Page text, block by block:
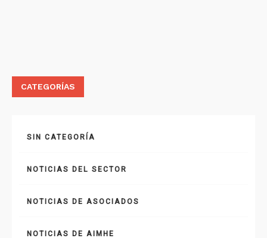
CATEGORÍAS
SIN CATEGORÍA
NOTICIAS DEL SECTOR
NOTICIAS DE ASOCIADOS
NOTICIAS DE AIMHE